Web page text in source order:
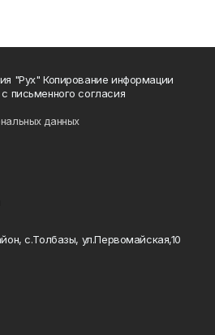
"Рух" Копирование информации
письменного согласия
данных
с.Толбазы, ул.Первомайская,10